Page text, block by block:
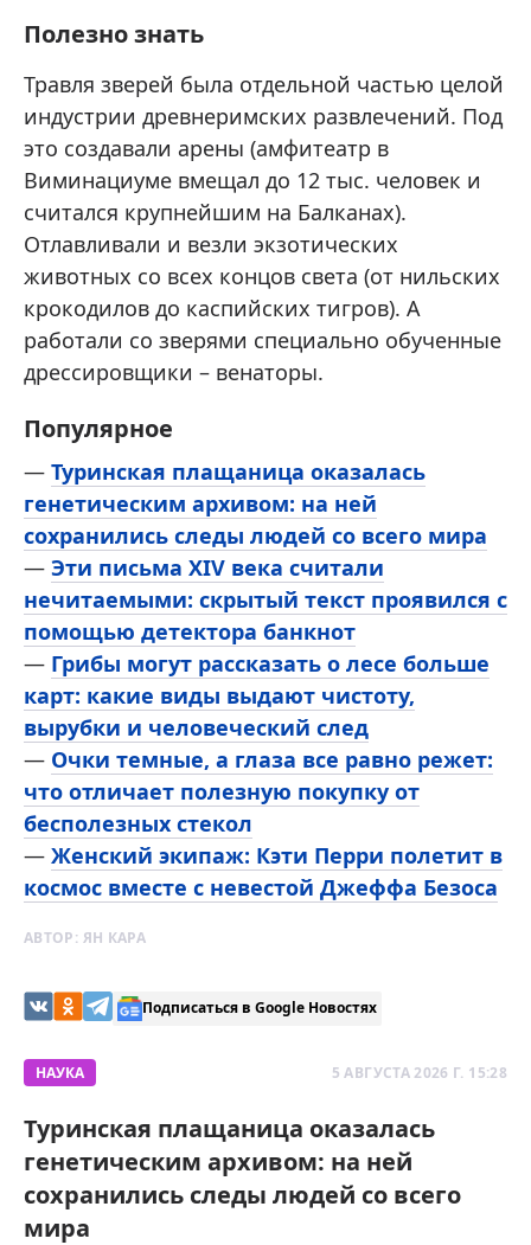
Полезно знать
Травля зверей была отдельной частью целой
индустрии древнеримских развлечений. Под
это создавали арены (амфитеатр в
Виминациуме вмещал до 12 тыс. человек и
считался крупнейшим на Балканах).
Отлавливали и везли экзотических
животных со всех концов света (от нильских
крокодилов до каспийских тигров). А
работали со зверями специально обученные
дрессировщики – венаторы.
Популярное
— Туринская плащаница оказалась
генетическим архивом: на ней
сохранились следы людей со всего мира
— Эти письма XIV века считали
нечитаемыми: скрытый текст проявился с
помощью детектора банкнот
— Грибы могут рассказать о лесе больше
карт: какие виды выдают чистоту,
вырубки и человеческий след
— Очки темные, а глаза все равно режет:
что отличает полезную покупку от
бесполезных стекол
— Женский экипаж: Кэти Перри полетит в
космос вместе с невестой Джеффа Безоса
АВТОР: ЯН КАРА
Подписаться в Google Новостях
НАУКА 5 АВГУСТА 2026 Г. 15:28
Туринская плащаница оказалась
генетическим архивом: на ней
сохранились следы людей со всего
мира